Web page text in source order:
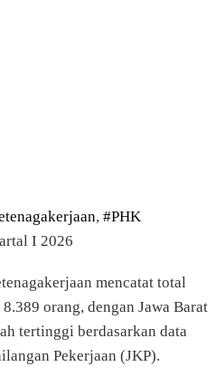
, #PHK
I 2026
mencatat total
orang, dengan Jawa Barat
tertinggi berdasarkan data
Pekerjaan (JKP).